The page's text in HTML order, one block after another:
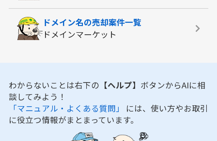
ドメイン名の売却案件一覧
ドメインマーケット
わからないことは右下の 【ヘルプ】 ボタンからAIに相
談してみよう！
「マニュアル・よくある質問」 には、使い方やお取引
に役立つ情報がまとまっています。